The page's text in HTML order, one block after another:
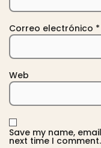
Correo electrónico *
Web
Save my name,
next time I comment.